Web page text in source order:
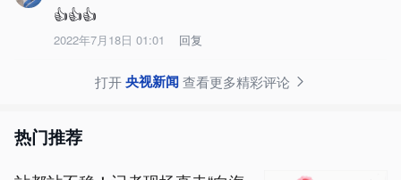
👍👍👍
2022年7月18日 01:01 回复
打开央视新闻查看更多精彩评论
热门推荐